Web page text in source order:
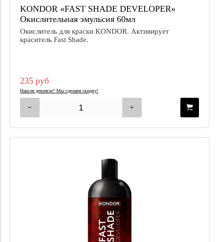
KONDOR «FAST SHADE DEVELOPER»
Окислительная эмульсия 60мл
Окислитель для краски KONDOR. Активирует
краситель Fast Shade.
235 руб
Нашли дешевле? Мы сделаем скидку!